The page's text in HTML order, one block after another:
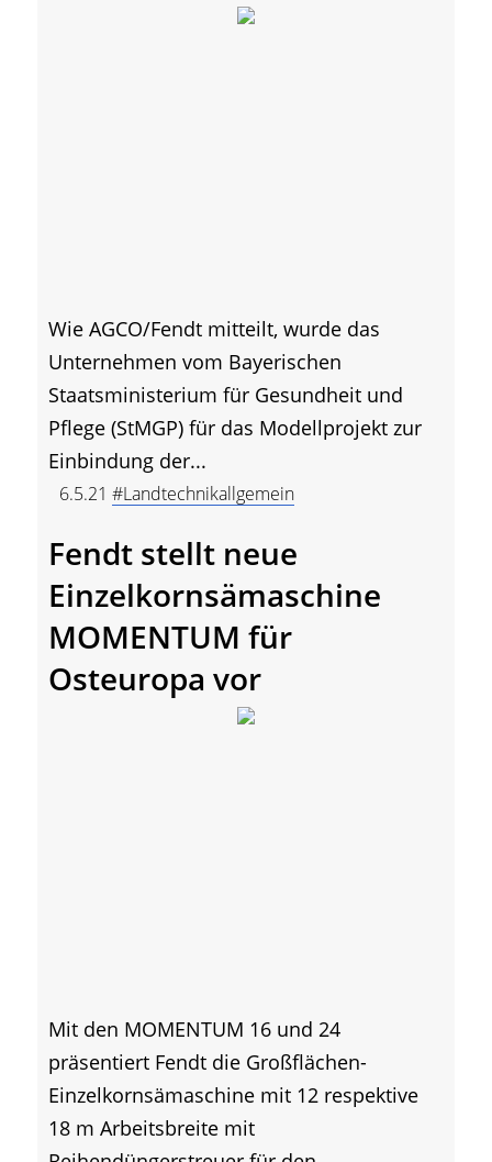
Wie AGCO/Fendt mitteilt, wurde das
Unternehmen vom Bayerischen
Staatsministerium für Gesundheit und
Pflege (StMGP) für das Modellprojekt zur
Einbindung der...
6.5.21 #Landtechnikallgemein
Fendt stellt neue
Einzelkornsämaschine
MOMENTUM für
Osteuropa vor
Mit den MOMENTUM 16 und 24
präsentiert Fendt die Großflächen-
Einzelkornsämaschine mit 12 respektive
18 m Arbeitsbreite mit